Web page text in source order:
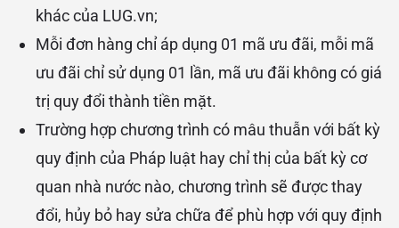
khác của LUG.vn;
Mỗi đơn hàng chỉ áp dụng 01 mã ưu đãi, mỗi mã
ưu đãi chỉ sử dụng 01 lần, mã ưu đãi không có giá
trị quy đổi thành tiền mặt.
Trường hợp chương trình có mâu thuẫn với bất kỳ
quy định của Pháp luật hay chỉ thị của bất kỳ cơ
quan nhà nước nào, chương trình sẽ được thay
đổi, hủy bỏ hay sửa chữa để phù hợp với quy định